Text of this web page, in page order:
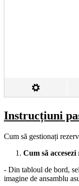
Instrucțiuni
Cum să gestionați
Cum să
- Din tabloul de bord,
imagine de ansamblu